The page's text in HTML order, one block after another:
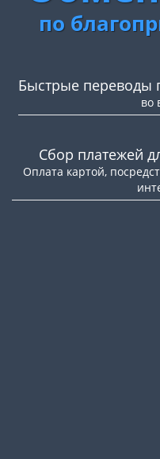
по
Быстрые переводы
во
Сбор платежей
Оплата картой,